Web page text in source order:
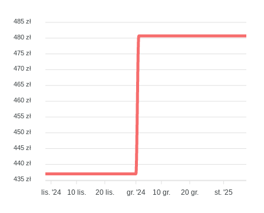
485 zł
480 zł
475 zł
470 zł
465 zł
460 zł
455 zł
450 zł
445 zł
440 zł
435 zł
lis. '24 10 lis. 20 lis. gr. '24 10 gr. 20 gr. st. '25